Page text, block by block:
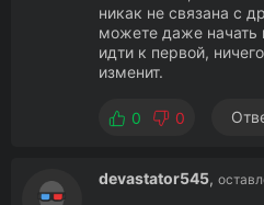
никак не связана с
можете даже начать
идти к первой,
изменит.
0 0
devastator545,